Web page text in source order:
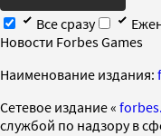
Все сразу
Новости Forbes Games
Наименование издания:
Cетевое издание «
службой по надзору в